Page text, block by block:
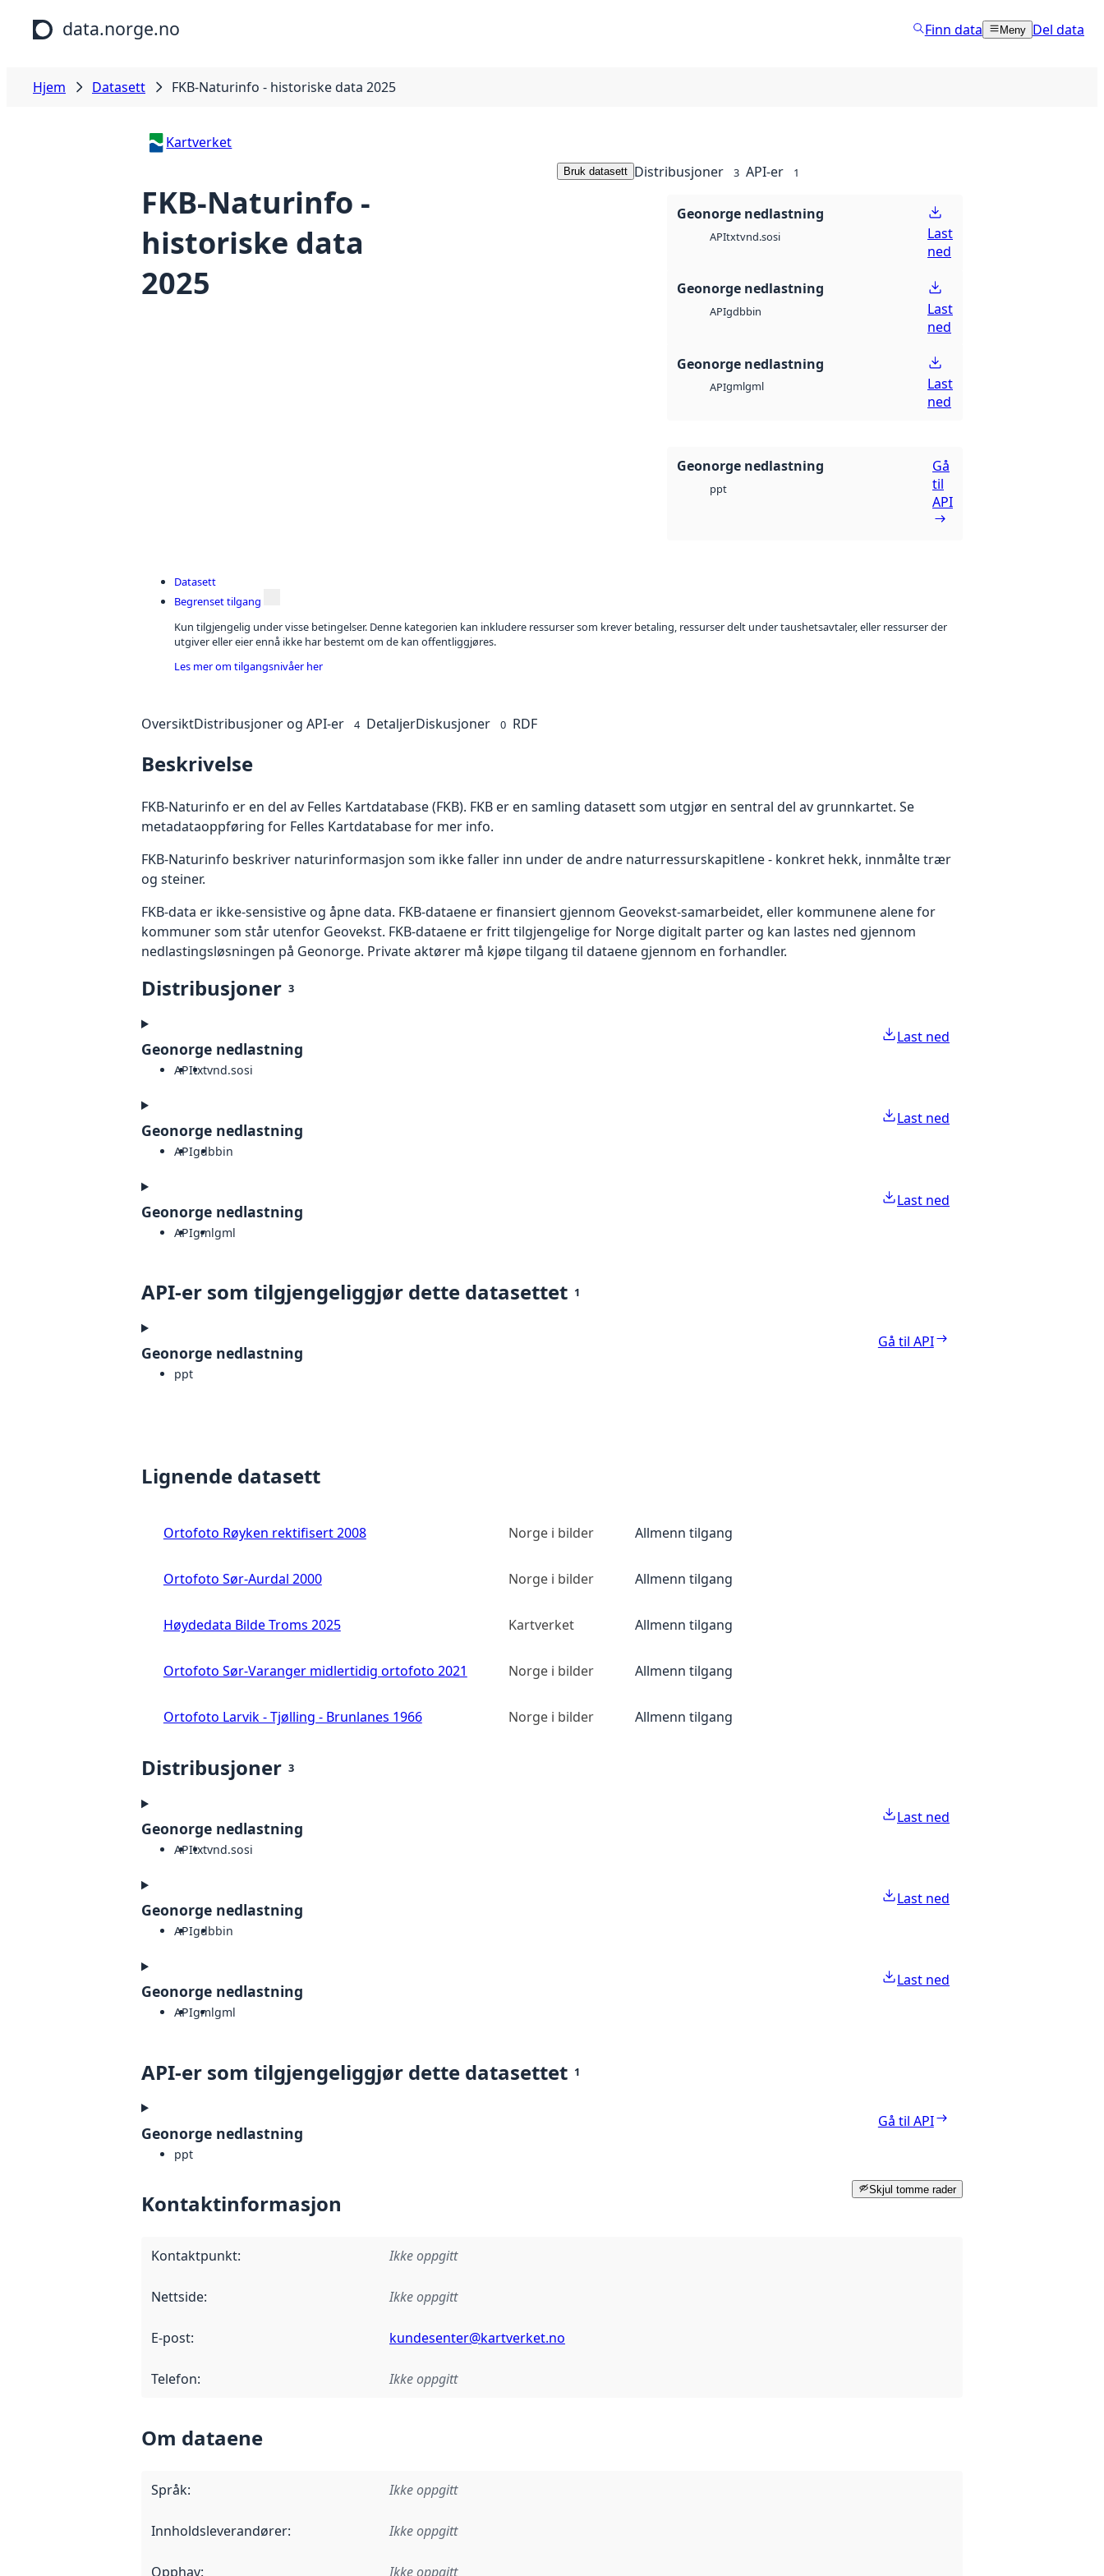
Hopp til hovedinnhold
data.norge.no Finn data Meny Del data
Hjem Datasett FKB-Naturinfo - historiske data 2025
Kartverket
FKB-Naturinfo -
historiske data
2025
Bruk datasett Distribusjoner 3 API-er 1
Geonorge nedlastning
APItxtvnd.sosi
Last
ned
Geonorge nedlastning
APIgdbbin
Last
ned
Geonorge nedlastning
APIgmlgml
Last
ned
Geonorge nedlastning
ppt
Gå
til
API
Datasett
Begrenset tilgang
Kun tilgjengelig under visse betingelser. Denne kategorien kan inkludere ressurser som krever betaling, ressurser delt under taushetsavtaler, eller ressurser der
utgiver eller eier ennå ikke har bestemt om de kan offentliggjøres.
Les mer om tilgangsnivåer her
OversiktDistribusjoner og API-er 4 DetaljerDiskusjoner 0 RDF
Beskrivelse
FKB-Naturinfo er en del av Felles Kartdatabase (FKB). FKB er en samling datasett som utgjør en sentral del av grunnkartet. Se
metadataoppføring for Felles Kartdatabase for mer info.
FKB-Naturinfo beskriver naturinformasjon som ikke faller inn under de andre naturressurskapitlene - konkret hekk, innmålte trær
og steiner.
FKB-data er ikke-sensistive og åpne data. FKB-dataene er finansiert gjennom Geovekst-samarbeidet, eller kommunene alene for
kommuner som står utenfor Geovekst. FKB-dataene er fritt tilgjengelige for Norge digitalt parter og kan lastes ned gjennom
nedlastingsløsningen på Geonorge. Private aktører må kjøpe tilgang til dataene gjennom en forhandler.
Distribusjoner 3
Geonorge nedlastning
APItxtvnd.sosi
Last ned
Geonorge nedlastning
APIgdbbin
Last ned
Geonorge nedlastning
APIgmlgml
Last ned
API-er som tilgjengeliggjør dette datasettet 1
Geonorge nedlastning
ppt
Gå til API
Lignende datasett
Ortofoto Røyken rektifisert 2008 Norge i bilder Allmenn tilgang
Ortofoto Sør-Aurdal 2000 Norge i bilder Allmenn tilgang
Høydedata Bilde Troms 2025 Kartverket Allmenn tilgang
Ortofoto Sør-Varanger midlertidig ortofoto 2021 Norge i bilder Allmenn tilgang
Ortofoto Larvik - Tjølling - Brunlanes 1966 Norge i bilder Allmenn tilgang
Distribusjoner 3
Geonorge nedlastning
APItxtvnd.sosi
Last ned
Geonorge nedlastning
APIgdbbin
Last ned
Geonorge nedlastning
APIgmlgml
Last ned
API-er som tilgjengeliggjør dette datasettet 1
Geonorge nedlastning
ppt
Gå til API
Skjul tomme rader
Kontaktinformasjon
Kontaktpunkt: Ikke oppgitt
Nettside: Ikke oppgitt
E-post: kundesenter@kartverket.no
Telefon: Ikke oppgitt
Om dataene
Språk: Ikke oppgitt
Innholdsleverandører: Ikke oppgitt
Opphav: Ikke oppgitt